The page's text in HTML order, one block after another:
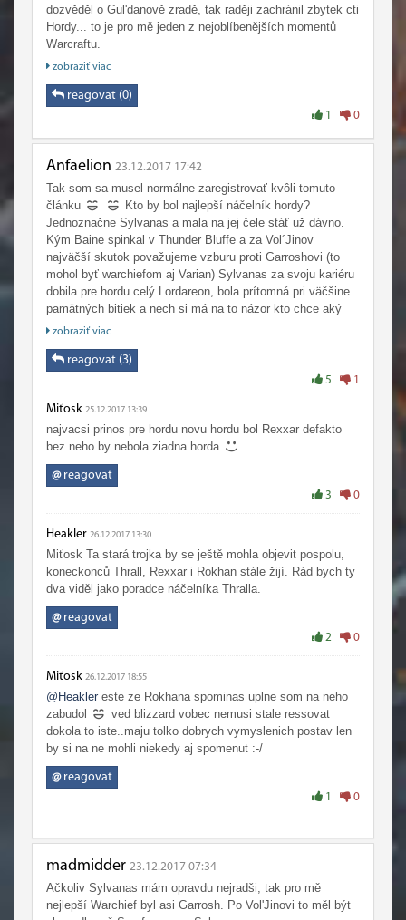
dozvěděl o Gul'danově zradě, tak raději zachránil zbytek cti
Hordy... to je pro mě jeden z nejoblíbenějších momentů
Warcraftu.
A pokud se tu bavíme jen o dnešní Hordě, tak to musí být
způsobům a dal jim nový domov.
Nakonec kdybych měl zvolit ideálního náčelníka? Saurfang
Doomhammera (koneckonců sloužili nejdřív společně pod
Blackhandem a potom přímo pod ním). Baine si vzal hodně
od svého otce a ten byl skvělý. Rád bych taky viděl, jak se
do politiky víc angažuje Gallywixn (to se mi asi i splní v
BfA), ale to jenom kvůli tomu, že miluji jaký je
nevypočitatelný a sobecký a jako náčelníka bych ho
nechtěl.
zobraziť viac
reagovat (0)
1 0
Anfaelion 23.12.2017 17:42
Tak som sa musel normálne zaregistrovať kvôli tomuto
článku
Kto by bol najlepší náčelník hordy?
Jednoznačne Sylvanas a mala na jej čele stáť už dávno.
Kým Baine spinkal v Thunder Bluffe a za Vol´Jinov
najväčší skutok považujeme vzburu proti Garroshovi (to
mohol byť warchiefom aj Varian) Sylvanas za svoju kariéru
dobila pre hordu celý Lordareon, bola prítomná pri väčšine
pamätných bitiek a nech si má na to názor kto chce aký
chce , vďaka valkýram sa horda len rozrastá. Nikto pre
zobraziť viac
reagovat (3)
5 1
Miťosk 25.12.2017 13:39
najvacsi prinos pre hordu novu hordu bol Rexxar defakto
bez neho by nebola ziadna horda
@reagovat
3 0
Heakler 26.12.2017 13:30
Miťosk Ta stará trojka by se ještě mohla objevit pospolu,
koneckonců Thrall, Rexxar i Rokhan stále žijí. Rád bych ty
dva viděl jako poradce náčelníka Thralla.
@reagovat
2 0
Miťosk 26.12.2017 18:55
@Heakler este ze Rokhana spominas uplne som na neho
zabudol
ved blizzard vobec nemusi stale ressovat
dokola to iste..maju tolko dobrych vymyslenich postav len
by si na ne mohli niekedy aj spomenut :-/
@reagovat
1 0
madmidder 23.12.2017 07:34
Ačkoliv Sylvanas mám opravdu nejradši, tak pro mě
nejlepší Warchief byl asi Garrosh. Po Vol'Jinovi to měl být